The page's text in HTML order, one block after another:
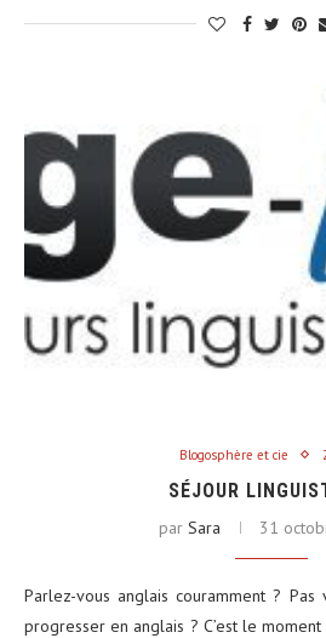
Blogosphère et cie
SÉJOUR
par Sara 31
Parlez-vous anglais couramment ? Pas
progresser en anglais ? C’est le